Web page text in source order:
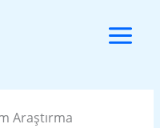
Araştırma